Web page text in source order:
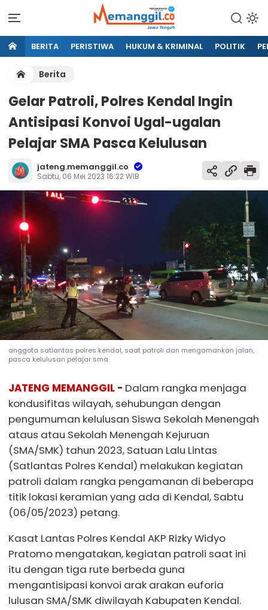
BERITA PERISTIWA HUKUM & KRIMINAL POLITIK
Berita
Gelar Patroli, Polres Kendal Ingin
Antisipasi Konvoi Ugal-ugalan
Pelajar SMA Pasca Kelulusan
jateng.memanggil.co
Sabtu, 06 Mei 2023 16:22 WIB
anggota satlantas polres kendal, saat patroli dan mengamankan jalan,
pasca kelulusan pelajar sma
JATENG MEMANGGIL - Dalam rangka menjaga
kondusifitas wilayah, sehubungan dengan
pengumuman kelulusan Siswa Sekolah Menengah
ataus atau Sekolah Menengah Kejuruan
(SMA/SMK) tahun 2023, Satuan Lalu Lintas
(Satlantas Polres Kendal) melakukan kegiatan
patroli dalam rangka pengamanan di beberapa
titik lokasi keramian yang ada di Kendal, Sabtu
(06/05/2023) petang.
Kasat Lantas Polres Kendal AKP Rizky Widyo
Pratomo mengatakan, kegiatan patroli saat ini
itu dengan tiga rute berbeda guna
mengantisipasi konvoi arak arakan euforia
lulusan SMA/SMK diwilayah Kabupaten Kendal.